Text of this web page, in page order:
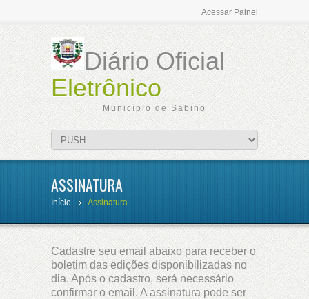
Acessar Painel
Diário Oficial
Eletrônico
Município de Sabino
ASSINATURA
Início Assinatura
Cadastre seu email abaixo para receber o
boletim das edições disponibilizadas no
dia. Após o cadastro, será necessário
confirmar o email. A assinatura pode ser